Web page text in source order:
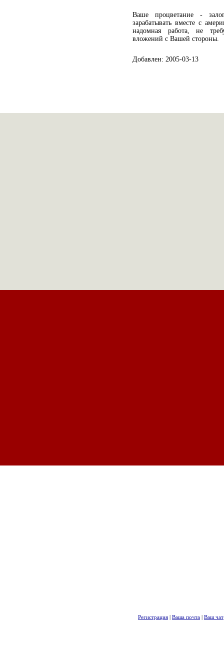
Ваше процветание -
зарабатывать вместе с
надомная работа, не
вложений с Вашей стороны.
Добавлен: 2005-03-13
Регистрация | Ваша почта | Ваш чат